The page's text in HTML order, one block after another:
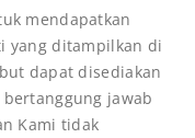
mendapatkan
yang ditampilkan di
dapat disediakan
jawab
Kami tidak